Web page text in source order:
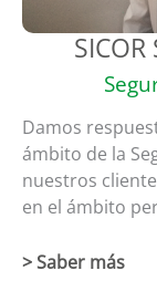
Damos
ámbito de la
nuestros
en el ámbito
> Saber más